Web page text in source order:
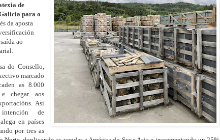
de
para o
da aposta
ao
do Consello,
marcado
as 8.000
e chegar aos
Así
de
en países
por tres as